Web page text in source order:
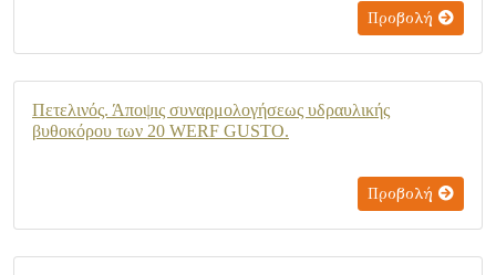
Προβολή
Πετελινός. Άποψις συναρμολογήσεως υδραυλικής
βυθοκόρου των 20 WERF GUSTO.
Προβολή